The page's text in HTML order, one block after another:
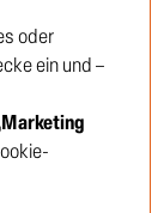
oder
ein und –